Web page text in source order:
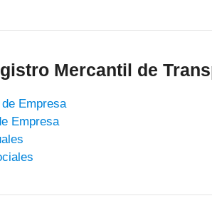
Mercantil de
Empresa
Empresa